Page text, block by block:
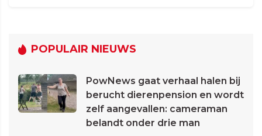
POPULAIR NIEUWS
PowNews gaat verhaal halen bij
berucht dierenpension en wordt
zelf aangevallen: cameraman
belandt onder drie man